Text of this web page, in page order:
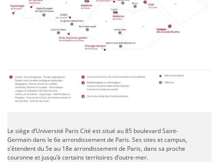
Le siège d’Université Paris Cité est situé au 85 boulevard Saint-
Germain dans le 6e arrondissement de Paris. Ses sites et campus,
s’étendent du 5e au 18e arrondissement de Paris, dans sa proche
couronne et jusqu’à certains territoires d’outre-mer.